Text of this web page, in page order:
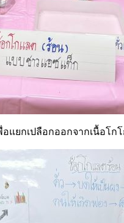
แยกเปลือกออกจากเนื้อโก